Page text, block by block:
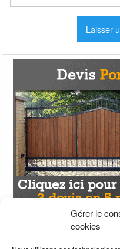
Gérer le
cookies